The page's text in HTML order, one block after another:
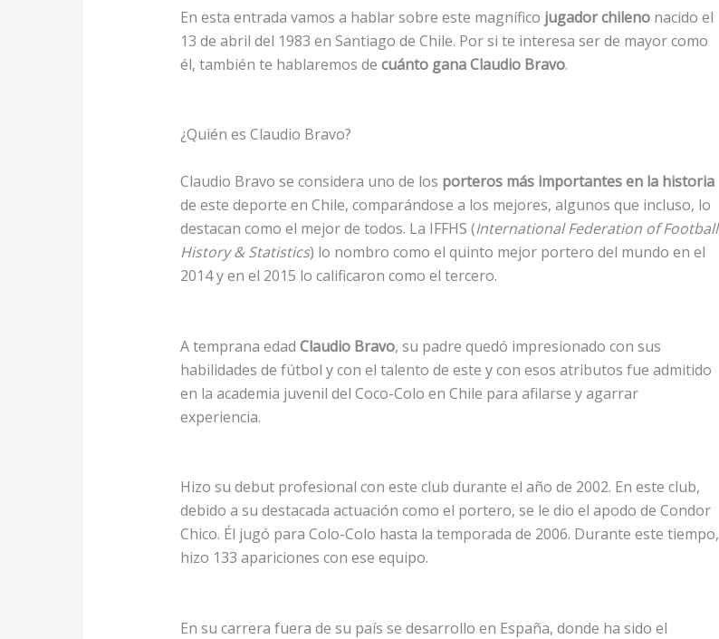
En esta entrada vamos a hablar sobre este magnífico jugador chilenonacido el
13 de abril del 1983 en Santiago de Chile. Por si te interesa ser de mayor como
él, también te hablaremos de cuánto gana Claudio Bravo.
¿Quién es Claudio Bravo?
Claudio Bravo se considera uno de los porteros más importantes en la historia
de este deporte en Chile, comparándose a los mejores, algunos que incluso, lo
destacan como el mejor de todos. La IFFHS (International Federation of Football
History & Statistics) lo nombro como el quinto mejor portero del mundo en el
2014 y en el 2015 lo calificaron como el tercero.
A temprana edad Claudio Bravo, su padre quedó impresionado con sus
habilidades de fútbol y con el talento de este y con esos atributos fue admitido
en la academia juvenil del Coco-Colo en Chile para afilarse y agarrar
experiencia.
Hizo su debut profesional con este club durante el año de 2002. En este club,
debido a su destacada actuación como el portero, se le dio el apodo de Condor
Chico. Él jugó para Colo-Colo hasta la temporada de 2006. Durante este tiempo,
hizo 133 apariciones con ese equipo.
En su carrera fuera de su país se desarrollo en España, donde ha sido el